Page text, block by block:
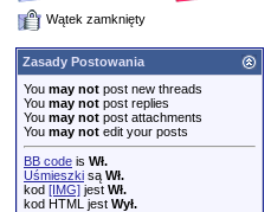
Wątek zamknięty
Zasady Postowania
You may not post new threads
You may not post replies
You may not post attachments
You may not edit your posts
BB code is Wł.
Uśmieszki są Wł.
kod [IMG] jest Wł.
kod HTML jest Wył.